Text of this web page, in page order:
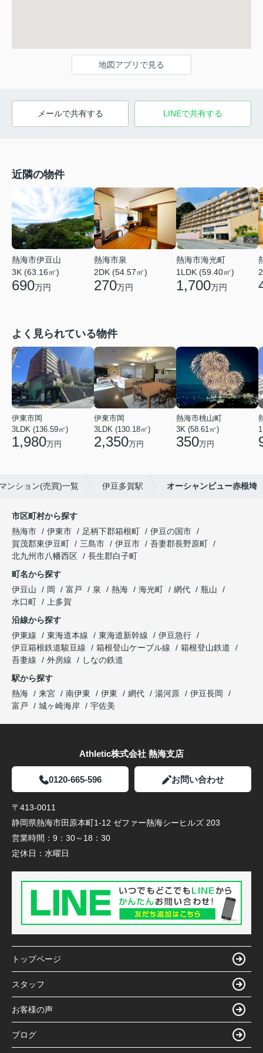
地図アプリで見る
メールで共有する LINEで共有する
近隣の物件
熱海市伊豆山
3K (63.16㎡)
690万円
熱海市泉
2DK (54.57㎡)
270万円
熱海市海光町
1LDK (59.40㎡)
1,700万円
よく見られている物件
伊東市岡
3LDK (136.59㎡)
1,980万円
伊東市岡
3LDK (130.18㎡)
2,350万円
熱海市桃山町
3K (58.61㎡)
350万円
ンション(売買)一覧 伊豆多賀駅 オーシャンビュー赤根埼
市区町村から探す
熱海市
伊東市 足柄下郡箱根町
伊豆の国市
賀茂郡東伊豆町
三島市 伊豆市
吾妻郡長野原町
北九州市八幡西区
長生郡白子町
町名から探す
伊豆山
岡 富戸 泉 熱海 海光町 網代
瓶山
水口町
上多賀
沿線から探す
伊東線
東海道本線 東海道新幹線
伊豆急行
伊豆箱根鉄道駿豆線
箱根登山ケーブル線
箱根登山鉄道
吾妻線
外房線
しなの鉄道
駅から探す
熱海
来宮 南伊東 伊東 網代 湯河原
伊豆長岡
富戸
城ヶ崎海岸 宇佐美
Athletic株式会社 熱海支店
0120-665-596 お問い合わせ
〒413-0011
静岡県熱海市田原本町1-12 ゼファー熱海シーヒルズ 203
営業時間： 9：30～18：30
定休日： 水曜日
トップページ
スタッフ
お客様の声
ブログ